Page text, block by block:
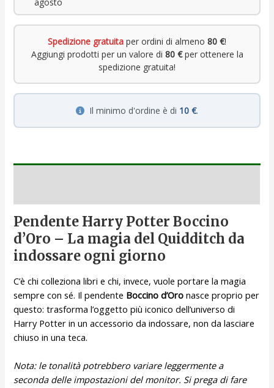
Spedizione gratuita per ordini di almeno 80 €!
Aggiungi prodotti per un valore di 80 €per ottenere la
spedizione gratuita!
Il minimo d'ordine è di 10 €.
Pendente Harry Potter Boccino
d’Oro – La magia del Quidditch da
indossare ogni giorno
C’è chi colleziona libri e chi, invece, vuole portare la magia
sempre con sé. Il pendente Boccino d’Oro nasce proprio per
questo: trasforma l’oggetto più iconico dell’universo di
Harry Potter in un accessorio da indossare, non da lasciare
chiuso in una teca.
Nota: le tonalità potrebbero variare leggermente a
seconda delle impostazioni del monitor. Si prega di fare